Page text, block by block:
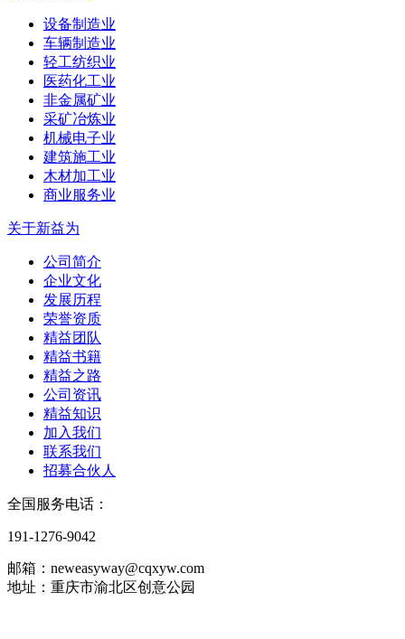
设备制造业
车辆制造业
轻工纺织业
医药化工业
非金属矿业
采矿冶炼业
机械电子业
建筑施工业
木材加工业
商业服务业
关于新益为
公司简介
企业文化
发展历程
荣誉资质
精益团队
精益书籍
精益之路
公司资讯
精益知识
加入我们
联系我们
招募合伙人
全国服务电话：
191-1276-9042
邮箱：neweasyway@cqxyw.com
地址：重庆市渝北区创意公园